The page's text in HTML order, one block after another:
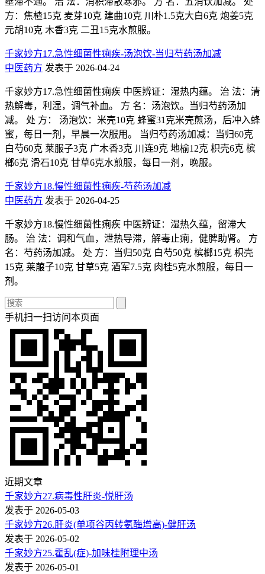
方：焦楂15克 麦芽10克 建曲10克 川朴1.5克大白6克 炮姜5克
元胡10克 木香3克 二丑15克水煎服。
千家妙方17.急性细菌性痢疾-汤泡饮-当归芍药汤加减
中医药方 发表于 2026-04-24
千家妙方17.急性细菌性痢疾 中医辨证：湿热内蕴。 治 法：清
热解毒，利湿，调气补血。 方 名：汤泡饮。当归芍药汤加
减。 处 方： 汤泡饮：米壳10克 蜂蜜31克米壳煎汤，后冲入蜂
蜜，每日一剂，早晨一次服用。 当归芍药汤加减：当归60克
白芍60克 莱服子3克 广木香3克 川连9克 地榆12克 枳壳6克 槟
榔6克 滑石10克 甘草6克水煎服，每日一剂，晚服。
千家妙方18.慢性细菌性痢疾-芍药汤加减
中医药方 发表于 2026-04-25
千家妙方18.慢性细菌性痢疾 中医辨证：湿热久蕴，留滞大
肠。 治 法：调和气血，泄热导滞，解毒止痢，健脾助肾。 方
名：芍药汤加减。 处 方：当归50克 白芍50克 槟榔15克 枳壳
15克 莱菔子10克 甘草5克 酒军7.5克 肉桂5克水煎服，每日一
剂。
手机扫一扫访问本页面
近期文章
千家妙方27.病毒性肝炎-悦肝汤
发表于 2026-05-03
千家妙方26.肝炎(单项谷丙转氨酶增高)-健肝汤
发表于 2026-05-02
千家妙方25.霍乱(症)-加味桂附理中汤
发表于 2026-05-01